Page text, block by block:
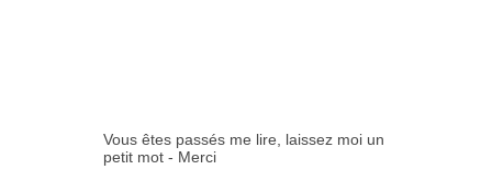
Vous êtes passés me lire, laissez moi un
petit mot - Merci